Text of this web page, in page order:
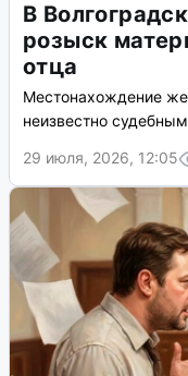
В
розыск
отца
Местонахождение
неизвестно
29 июля, 2026, 12:05